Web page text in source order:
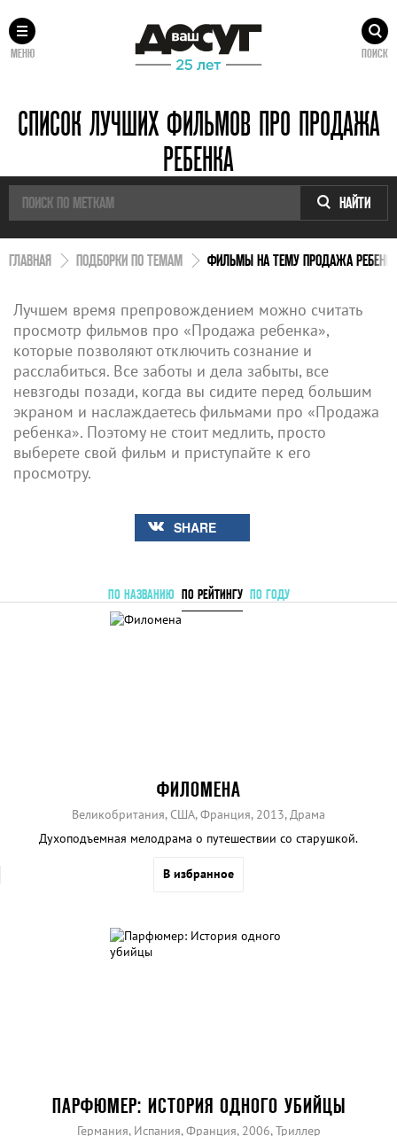
МЕНЮ ПОИСК
СПИСОК ЛУЧШИХ ФИЛЬМОВ ПРО ПРОДАЖА
РЕБЕНКА
НАЙТИ
ГЛАВНАЯ ПОДБОРКИ ПО ТЕМАМ ФИЛЬМЫ НА ТЕМУ ПРОДАЖА РЕБЕНКА
Лучшем время препровождением можно считать
просмотр фильмов про «Продажа ребенка»,
которые позволяют отключить сознание и
расслабиться. Все заботы и дела забыты, все
невзгоды позади, когда вы сидите перед большим
экраном и наслаждаетесь фильмами про «Продажа
ребенка». Поэтому не стоит медлить, просто
выберете свой фильм и приступайте к его
просмотру.
SHARE
ПО НАЗВАНИЮ ПО РЕЙТИНГУ ПО ГОДУ
ФИЛОМЕНА
Великобритания, США, Франция, 2013, Драма
Духоподъемная мелодрама о путешествии со старушкой.
В избранное
ПАРФЮМЕР: ИСТОРИЯ ОДНОГО УБИЙЦЫ
Германия, Испания, Франция, 2006, Триллер